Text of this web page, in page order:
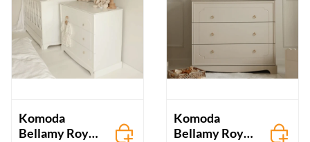
Komoda
Bellamy Royal
Komoda
Bellamy Royal